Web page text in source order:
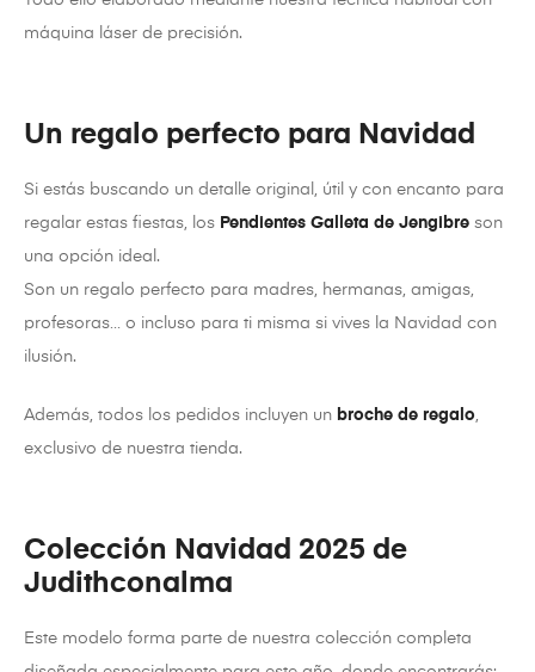
máquina láser de precisión.
Un regalo perfecto para Navidad
Si estás buscando un detalle original, útil y con encanto para
regalar estas fiestas, los Pendientes Galleta de Jengibre son
una opción ideal.
Son un regalo perfecto para madres, hermanas, amigas,
profesoras… o incluso para ti misma si vives la Navidad con
ilusión.
Además, todos los pedidos incluyen un broche de regalo
exclusivo de nuestra tienda.
Colección Navidad 2025 de
Judithconalma
Este modelo forma parte de nuestra colección completa